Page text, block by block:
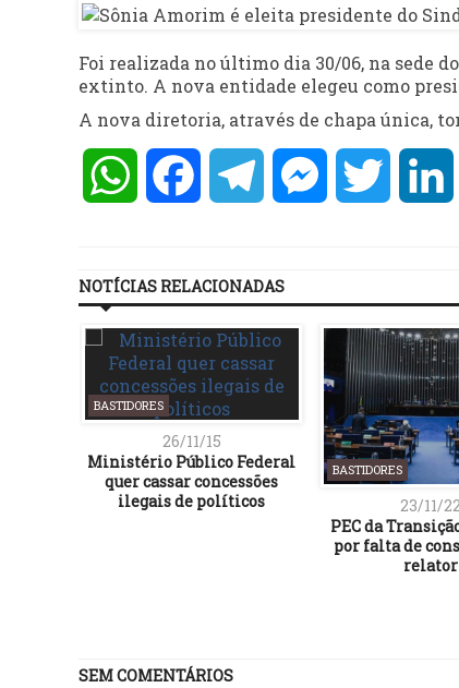
Foi realizada no último dia 30/06, na sede
extinto. A nova entidade elegeu como
A nova diretoria, através de chapa única,
WhatsAppFacebookTelegramMessengerTwitter
NOTÍCIAS RELACIONADAS
BASTIDORES
26/11/15
Ministério Público Federal
quer cassar concessões
ilegais de políticos
BASTIDORES
23/11/22
PEC da
por falta de
relator
SEM COMENTÁRIOS